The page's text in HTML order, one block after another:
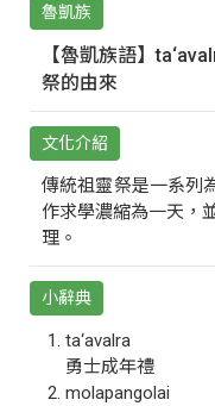
魯凱族
【魯凱族語】
祭的由來
文化介紹
傳統祖靈祭是一系列
作求學濃縮為一天，
理。
小辭典
ta‘avalra
勇士成年禮
molapangolai